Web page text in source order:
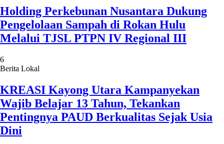
Holding Perkebunan Nusantara Dukung
Pengelolaan Sampah di Rokan Hulu
Melalui TJSL PTPN IV Regional III
6
Berita Lokal
KREASI Kayong Utara Kampanyekan
Wajib Belajar 13 Tahun, Tekankan
Pentingnya PAUD Berkualitas Sejak Usia
Dini